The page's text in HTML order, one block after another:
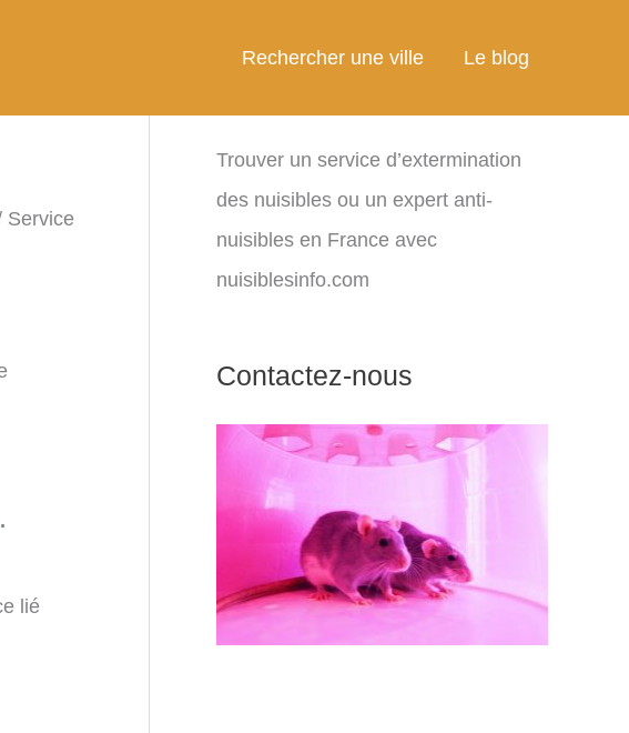
Rechercher une ville Le blog
Service
lié
Trouver un service d’extermination
des nuisibles ou un expert anti-
nuisibles en France avec
nuisiblesinfo.com
Contactez-nous